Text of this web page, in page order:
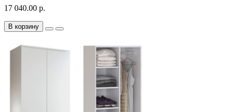
17 040.00 р.
В корзину